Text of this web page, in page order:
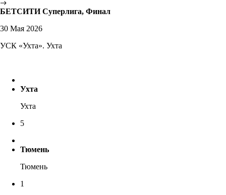
БЕТСИТИ Суперлига, Финал
30 Мая 2026
УСК «Ухта». Ухта
Ухта
Ухта
5
Тюмень
Тюмень
1